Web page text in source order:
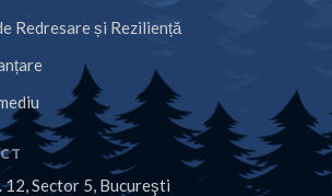
Redresare și Reziliență
12, Sector 5, Bucureşti